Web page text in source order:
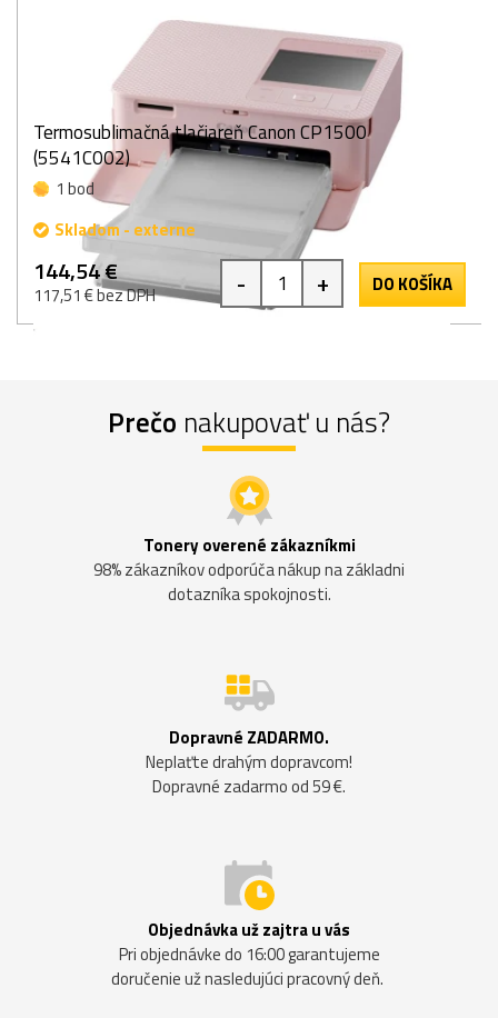
Termosublimačná tlačiareň Canon CP1500
(5541C002)
1 bod
Skladom - externe
144,54 €
117,51 € bez DPH - + DO KOŠÍKA
Prečo nakupovať u nás?
Tonery overené zákazníkmi
98% zákazníkov odporúča nákup na základni
dotazníka spokojnosti.
Dopravné ZADARMO.
Neplaťte drahým dopravcom!
Dopravné zadarmo od 59 €.
Objednávka už zajtra u vás
Pri objednávke do 16:00 garantujeme
doručenie už nasledujúci pracovný deň.